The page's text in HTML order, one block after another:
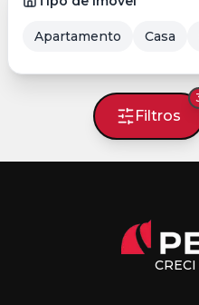
Filtros
Apartamento Casa
CRECI